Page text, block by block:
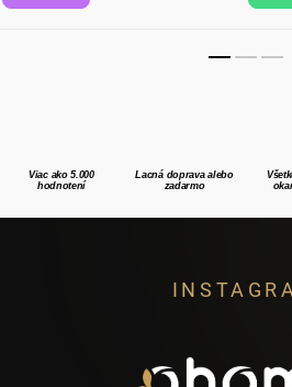
Viac ako 5.000
hodnotení
Lacná doprava alebo
zadarmo